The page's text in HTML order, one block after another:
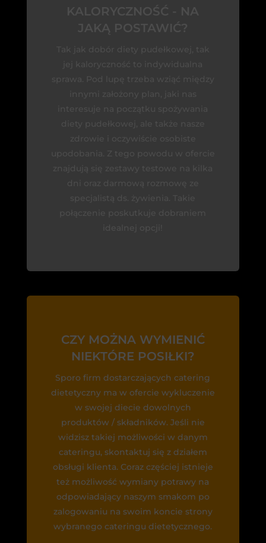
CZY MOŻNA WYMIENIĆ
NIEKTÓRE POSIŁKI?
Sporo firm dostarczających catering
dietetyczny ma w ofercie wykluczenie
w swojej diecie dowolnych
produktów / składników. Jeśli nie
widzisz takiej możliwości w danym
cateringu, skontaktuj się z działem
obsługi klienta. Coraz częściej istnieje
też możliwość wymiany potrawy na
odpowiadający naszym smakom po
zalogowaniu na swoim koncie strony
wybranego cateringu dietetycznego.